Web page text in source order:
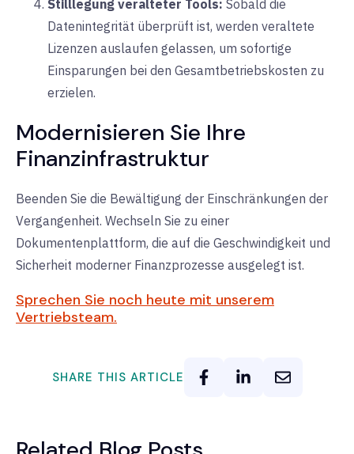
Stilllegung veralteter Tools: Sobald die
Datenintegrität überprüft ist, werden veraltete
Lizenzen auslaufen gelassen, um sofortige
Einsparungen bei den Gesamtbetriebskosten zu
erzielen.
Modernisieren Sie Ihre
Finanzinfrastruktur
Beenden Sie die Bewältigung der Einschränkungen der
Vergangenheit. Wechseln Sie zu einer
Dokumentenplattform, die auf die Geschwindigkeit und
Sicherheit moderner Finanzprozesse ausgelegt ist.
Sprechen Sie noch heute mit unserem
Vertriebsteam.
SHARE THIS ARTICLE